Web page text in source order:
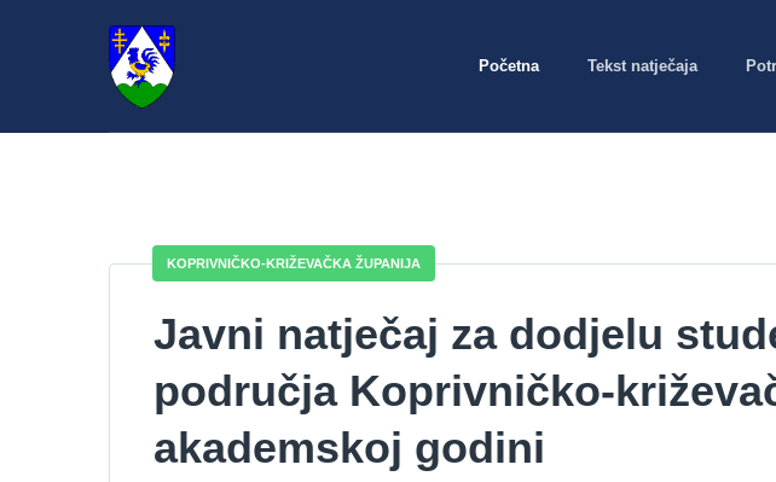
Početna Tekst natječaja
KOPRIVNIČKO-KRIŽEVAČKA ŽUPANIJA
Javni natječaj za dodjelu
područja Koprivničko-
akademskoj godini